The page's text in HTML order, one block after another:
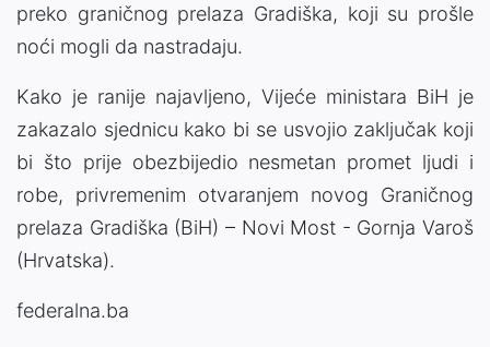
preko graničnog prelaza Gradiška, koji su prošle
noći mogli da nastradaju.
Kako je ranije najavljeno, Vijeće ministara BiH je
zakazalo sjednicu kako bi se usvojio zaključak koji
bi što prije obezbijedio nesmetan promet ljudi i
robe, privremenim otvaranjem novog Graničnog
prelaza Gradiška (BiH) – Novi Most - Gornja Varoš
(Hrvatska).
federalna.ba